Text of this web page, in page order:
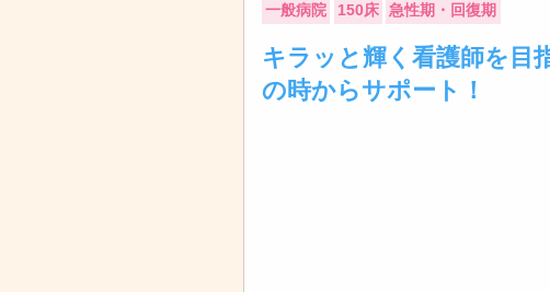
一般病院 150床 急性期・回復期
キラッと輝く看護師を目
の時からサポート！